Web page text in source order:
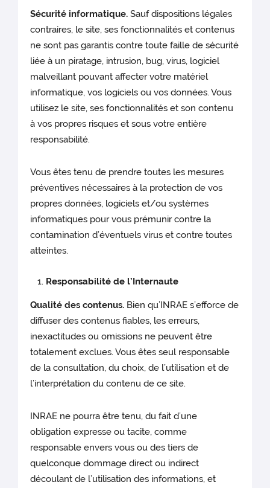
Sécurité informatique. Sauf dispositions légales
contraires, le site, ses fonctionnalités et contenus
ne sont pas garantis contre toute faille de sécurité
liée à un piratage, intrusion, bug, virus, logiciel
malveillant pouvant affecter votre matériel
informatique, vos logiciels ou vos données. Vous
utilisez le site, ses fonctionnalités et son contenu
à vos propres risques et sous votre entière
responsabilité.
Vous êtes tenu de prendre toutes les mesures
préventives nécessaires à la protection de vos
propres données, logiciels et/ou systèmes
informatiques pour vous prémunir contre la
contamination d’éventuels virus et contre toutes
atteintes.
Responsabilité de l’Internaute
Qualité des contenus. Bien qu’INRAE s’efforce de
diffuser des contenus fiables, les erreurs,
inexactitudes ou omissions ne peuvent être
totalement exclues. Vous êtes seul responsable
de la consultation, du choix, de l’utilisation et de
l’interprétation du contenu de ce site.
INRAE ne pourra être tenu, du fait d’une
obligation expresse ou tacite, comme
responsable envers vous ou des tiers de
quelconque dommage direct ou indirect
découlant de l’utilisation des informations, et